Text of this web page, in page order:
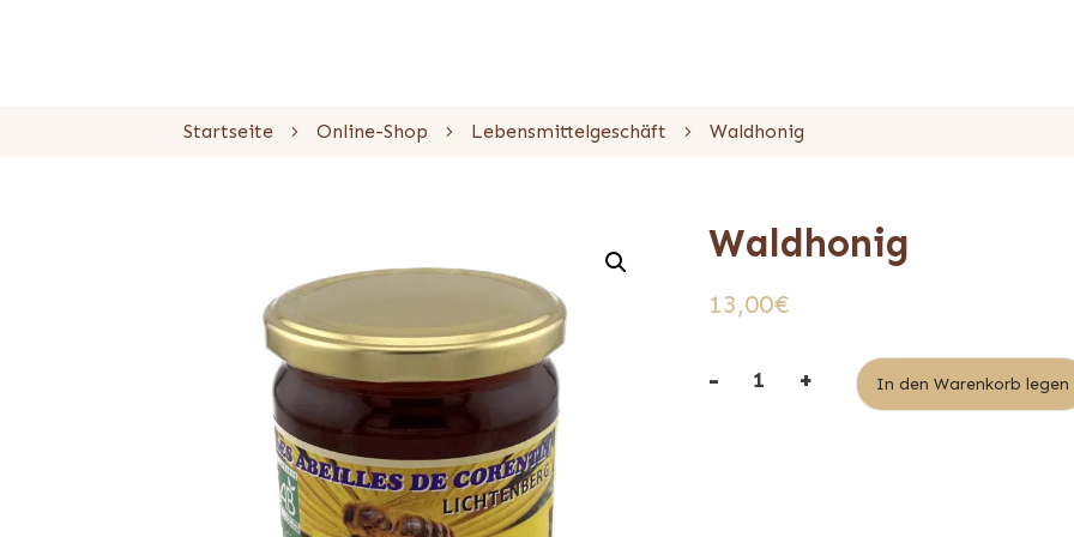
Startseite Online-Shop Lebensmittelgeschäft Waldhonig
Waldhonig
13,00€
- + In den Warenkorb legen